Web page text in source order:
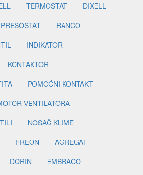
TERMOSTAT
DIXELL
PRESOSTAT
RANCO
INDIKATOR
KONTAKTOR
POMOĆNI KONTAKT
VENTILATORA
NOSAČ KLIME
FREON
AGREGAT
DORIN
EMBRACO